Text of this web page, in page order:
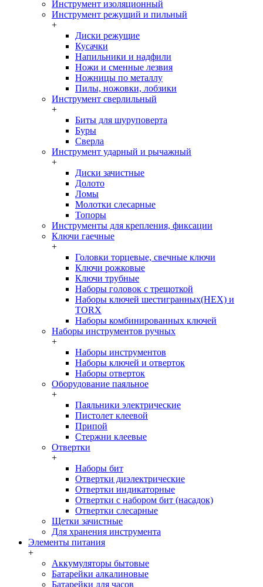
Инструмент изоляционный
Инструмент режущий и пильный
+
Диски режущие
Кусачки
Напильники и надфили
Ножи и сменные лезвия
Ножницы по металлу
Пилы, ножовки, лобзики
Инструмент сверлильный
+
Биты для шуруповерта
Буры
Сверла
Инструмент ударный и рычажный
+
Диски зачистные
Долото
Ломы
Молотки слесарные
Топоры
Инструменты для крепления, фиксации
Ключи гаечные
+
Головки торцевые, свечные ключи
Ключи рожковые
Ключи трубные
Наборы головок c трещоткой
Наборы ключей шестигранных(HEX) и
TORX
Наборы комбинированных ключей
Наборы инструментов ручных
+
Наборы инструментов
Наборы ключей и отверток
Наборы отверток
Оборудование паяльное
+
Паяльники электрические
Пистолет клеевой
Припой
Стержни клеевые
Отвертки
+
Наборы бит
Отвертки диэлектрические
Отвертки индикаторные
Отвертки с набором бит (насадок)
Отвертки слесарные
Щетки зачистные
Для хранения инструмента
Элементы питания
+
Аккумуляторы бытовые
Батарейки алкалиновые
Батарейки для часов